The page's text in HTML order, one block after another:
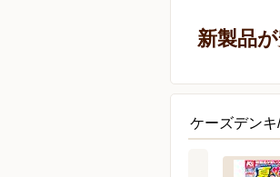
新製品
ケーズデン